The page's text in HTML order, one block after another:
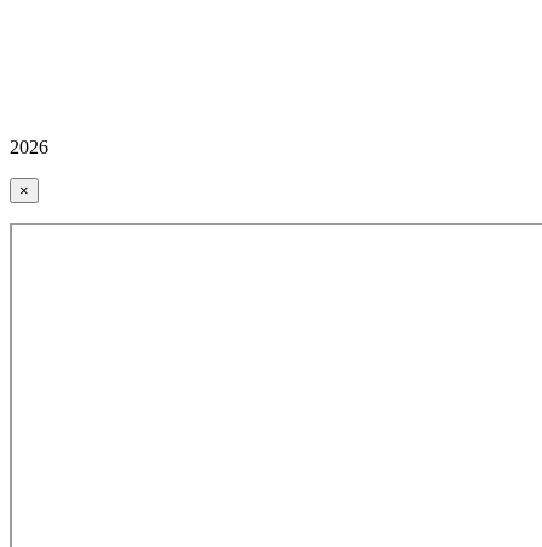
2026
×